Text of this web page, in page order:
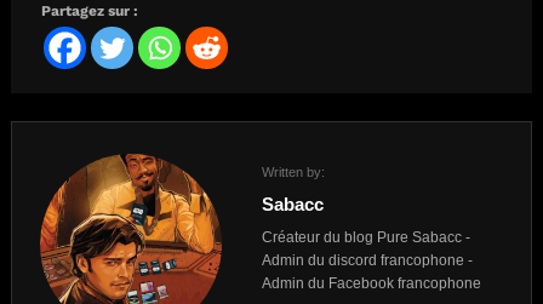
Partagez sur :
Written by:
Sabacc
Créateur du blog Pure Sabacc -
Admin du discord francophone -
Admin du Facebook francophone